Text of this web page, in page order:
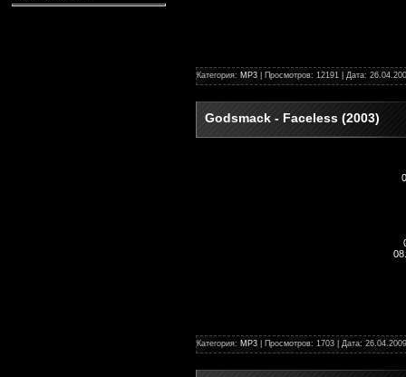
Категория: MP3 | Просмотров: 12191 | Дата:
Godsmack - Faceless (2003)
Категория: MP3 | Просмотров: 1703 | Дата: 26.04.2009